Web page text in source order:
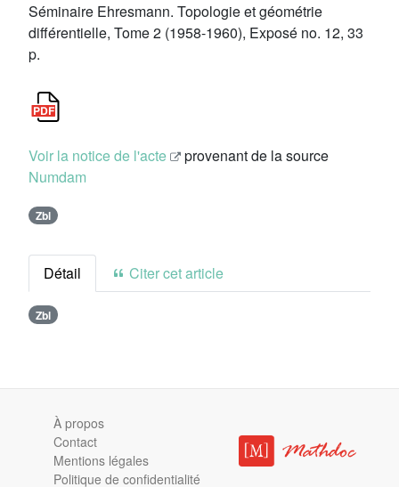
Séminaire Ehresmann. Topologie et géométrie
différentielle, Tome 2 (1958-1960), Exposé no. 12, 33
p.
Voir la notice de l'acte
provenant de la source
Numdam
Zbl
Détail Citer cet article
Zbl
À propos
Contact
Mentions légales
Politique de confidentialité